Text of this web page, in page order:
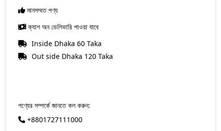
মানসম্মত পণ্য
ক্যাশ অন ডেলিভারি পাওয়া যাবে
Inside Dhaka 60 Taka
Out side Dhaka 120 Taka
পণ্যের সম্পর্কে জানতে কল করুন:
+8801727111000